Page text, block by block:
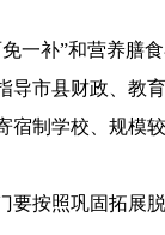
一补”和营养膳
导市县财政、教
宿制学校、规模
要按照巩固拓展